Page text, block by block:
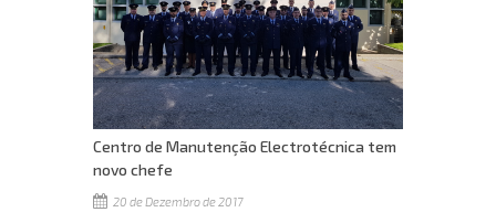
Centro de Manutenção Electrotécnica tem
novo chefe
20 de Dezembro de 2017